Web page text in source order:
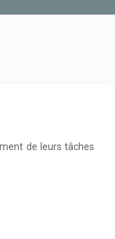
de leurs tâches